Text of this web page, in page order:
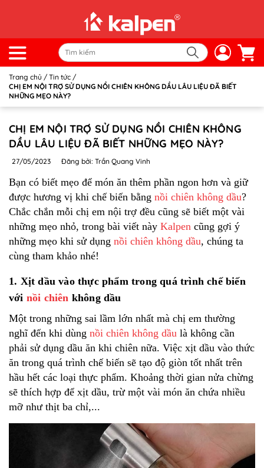
Trang chủ / Tin tức /
CHỊ EM NỘI TRỢ SỬ DỤNG NỒI CHIÊN KHÔNG DẦU LÂU LIỆU ĐÃ BIẾT
NHỮNG MẸO NÀY?
CHỊ EM NỘI TRỢ SỬ DỤNG NỒI CHIÊN KHÔNG
DẦU LÂU LIỆU ĐÃ BIẾT NHỮNG MẸO NÀY?
27/05/2023 Đăng bởi: Trần Quang Vinh
Bạn có biết mẹo để món ăn thêm phần ngon hơn và giữ
được hương vị khi chế biến bằng nồi chiên không dầu?
Chắc chắn mỗi chị em nội trợ đều cũng sẽ biết một vài
những mẹo nhỏ, trong bài viết này Kalpen cũng gợi ý
những mẹo khi sử dụng nồi chiên không dầu, chúng ta
cùng tham khảo nhé!
1. Xịt dầu vào thực phẩm trong quá trình chế biến
với nồi chiên không dầu
Một trong những sai lầm lớn nhất mà chị em thường
nghĩ đến khi dùng nồi chiên không dầu là không cần
phải sử dụng dầu ăn khi chiên nữa. Việc xịt dầu vào thức
ăn trong quá trình chế biến sẽ tạo độ giòn tốt nhất trên
hầu hết các loại thực phẩm. Khoảng thời gian nửa chừng
sẽ thích hợp để xịt dầu, trừ một vài món ăn chứa nhiều
mỡ như thịt ba chỉ,...